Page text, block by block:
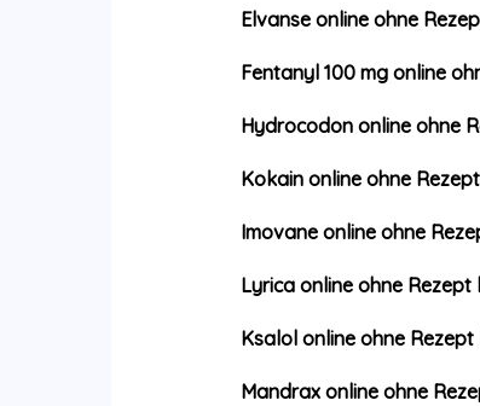
Elvanse online ohne
Fentanyl 100 mg online
Hydrocodon online ohne
Kokain online ohne
Imovane online ohne
Lyrica online ohne Rezept
Ksalol online ohne Rezept
Mandrax online ohne